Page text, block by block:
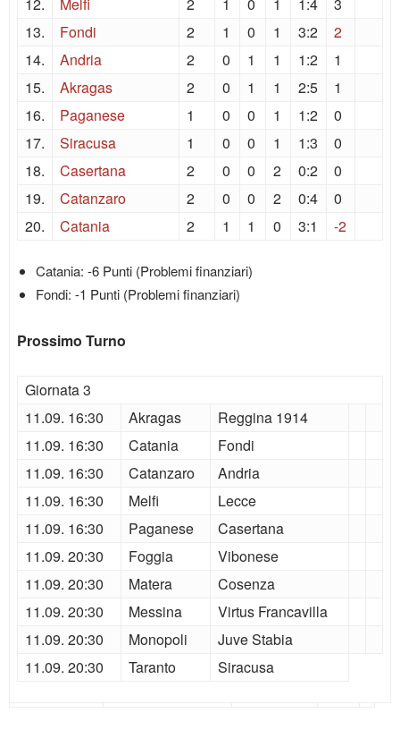
13.
Fondi 2 1 0 1 3:2
2
14.
Andria 2 0 1 1 1:2
1
15.
Akragas 2 0 1 1 2:5
1
16.
Paganese 1 0 0 1 1:2
0
17.
Siracusa 1 0 0 1 1:3
0
18.
Casertana 2 0 0 2 0:2
0
19.
Catanzaro 2 0 0 2 0:4
0
20.
Catania 2 1 1 0 3:1 -2
Catania: -6 Punti (Problemi finanziari)
Fondi: -1 Punti (Problemi finanziari)
Prossimo Turno
Giornata 3
11.09. 16:30
Akragas
Reggina 1914
11.09. 16:30
Catania
Fondi
11.09. 16:30
Catanzaro
Andria
11.09. 16:30
Melfi
Lecce
11.09. 16:30
Paganese
Casertana
11.09. 20:30
Foggia
Vibonese
11.09. 20:30
Matera
Cosenza
11.09. 20:30
Messina
Virtus Francavilla
11.09. 20:30
Monopoli
Juve Stabia
11.09. 20:30
Taranto Siracusa